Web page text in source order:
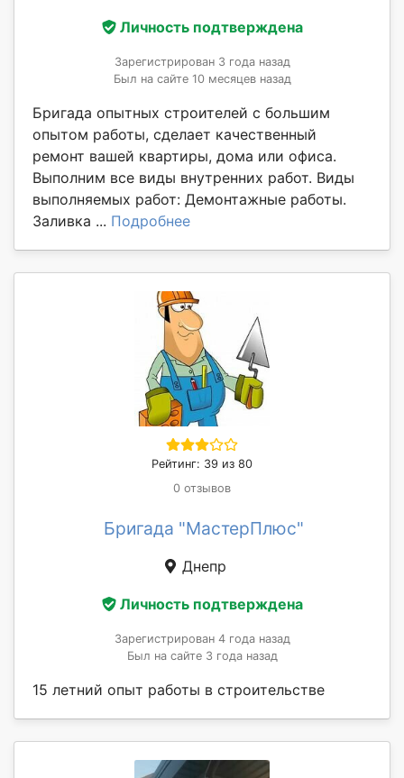
Личность подтверждена
Зарегистрирован 3 года назад
Был на сайте 10 месяцев назад
Бригада опытных строителей с большим
опытом работы, сделает качественный
ремонт вашей квартиры, дома или офиса.
Выполним все виды внутренних работ. Виды
выполняемых работ: Демонтажные работы.
Заливка ... Подробнее
Рейтинг: 39 из 80
0 отзывов
Бригада "МастерПлюс"
Днепр
Личность подтверждена
Зарегистрирован 4 года назад
Был на сайте 3 года назад
15 летний опыт работы в строительстве